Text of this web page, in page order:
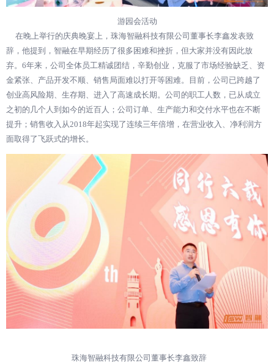
游园会活动
在晚上举行的庆典晚宴上，珠海智融科技有限公司董事长李鑫发表致
辞，他提到，智融在早期经历了很多困难和挫折，但大家并没有因此放
弃。6年来，公司全体员工精诚团结，辛勤创业，克服了市场经验缺乏、资
金紧张、产品开发不顺、销售局面难以打开等困难。目前，公司已跨越了
创业高风险期、生存期、进入了高速成长期。公司的职工人数，已从成立
之初的几个人到如今的近百人；公司订单、生产能力和交付水平也在不断
提升；销售收入从2018年起实现了连续三年倍增，在营业收入、净利润方
面取得了飞跃式的增长。
珠海智融科技有限公司董事长李鑫致辞